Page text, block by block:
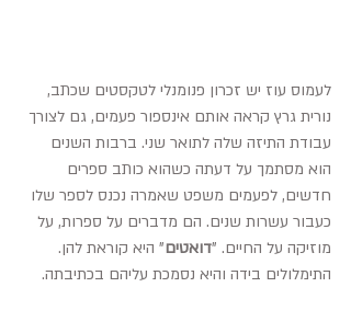
לעמוס עוז יש זכרון פנומנלי לטקסטים שכתב,
נורית גרץ קראה אותם אינספור פעמים, גם לצורך
עבודת התיזה שלה לתואר שני. ברבות השנים
הוא מסתמך על דעתה כשהוא כותב ספרים
חדשים, לפעמים משפט שאמרה נכנס לספר שלו
כעבור עשרות שנים. הם מדברים על ספרות, על
מוזיקה על החיים. "דואטים" היא קוראת להן.
התימלולים בידה והיא נסמכת עליהם בכתיבתה.